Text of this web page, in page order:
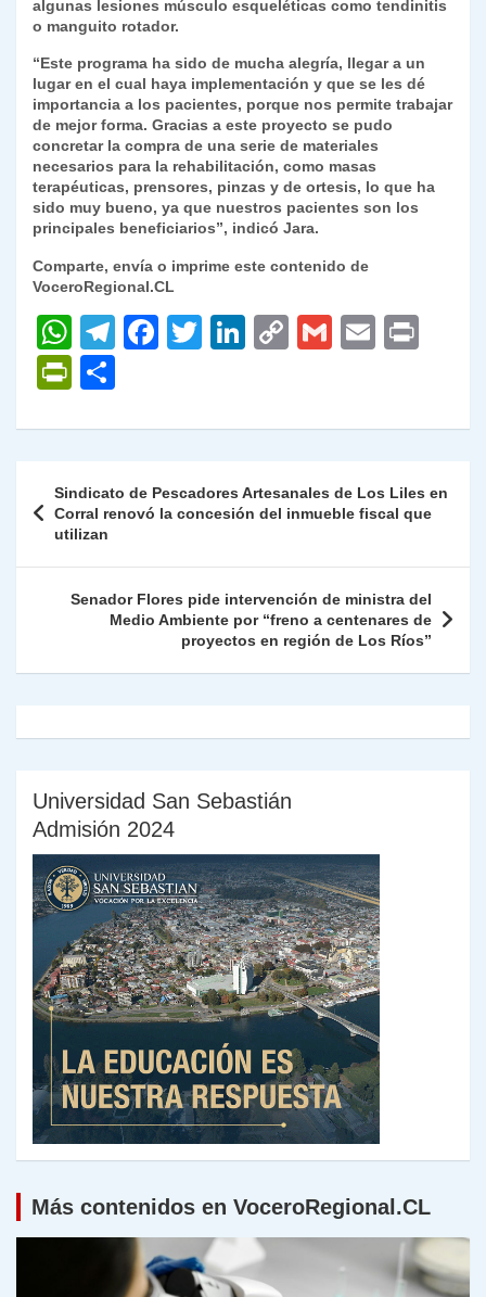
algunas lesiones músculo esqueléticas como tendinitis
o manguito rotador.
“Este programa ha sido de mucha alegría, llegar a un
lugar en el cual haya implementación y que se les dé
importancia a los pacientes, porque nos permite trabajar
de mejor forma. Gracias a este proyecto se pudo
concretar la compra de una serie de materiales
necesarios para la rehabilitación, como masas
terapéuticas, prensores, pinzas y de ortesis, lo que ha
sido muy bueno, ya que nuestros pacientes son los
principales beneficiarios”, indicó Jara.
Comparte, envía o imprime este contenido de
VoceroRegional.CL
W
h
at
s
p
p
T
gr
m
F
e
o
k
T
er
Li
e
n
C
y
n
G
l
E
l
P
nt
Fr
ie
n
dl
y
m
p
ar
de
entradas
Sindicato de Pescadores Artesanales de Los Liles en
Corral renovó la concesión del inmueble fiscal que
utilizan
Senador Flores pide intervención de ministra del
Medio Ambiente por “freno a centenares de
proyectos en región de Los Ríos”
Universidad San Sebastián
Admisión 2024
Más contenidos en VoceroRegional.CL